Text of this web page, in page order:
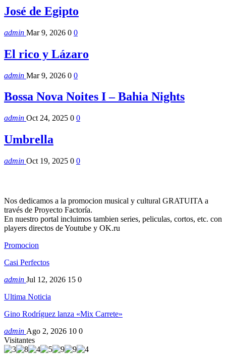
José de Egipto
admin Mar 9, 2026 0 0
El rico y Lázaro
admin Mar 9, 2026 0 0
Bossa Nova Noites I – Bahia Nights
admin Oct 24, 2025 0 0
Umbrella
admin Oct 19, 2025 0 0
Nos dedicamos a la promocion musical y cultural GRATUITA a
través de Proyecto Factoría.
En nuestro portal incluimos tambien series, peliculas, cortos, etc. con
players directos de Youtube y OK.ru
Promocion
Casi Perfectos
admin Jul 12, 2026 15 0
Ultima Noticia
Gino Rodríguez lanza «Mix Carrete»
admin Ago 2, 2026 10 0
Visitantes